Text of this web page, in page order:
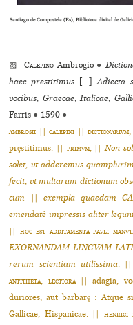
Santiago de Compostela (Es), Biblioteca dixital de
▨Calepino Ambrogio ●
haec prestitimus [...]Adiecta
vocibus, Graecae, Italicae,
Farris ● 1590 ●
ambrosii ||calepini ||dictionarivm,
prȩstitimus. || primvm, ||Non
solet, vt adderemus
fecit, vt multarum dictionum
cum
exempla quaedam
emendatè impressis aliter
hoc est additamenta pavli
EXORNANDAM LINGVAM
rerum scientiam utilis­sima. ||
antitheta, lec­tiora|| adagia,
duriores, aut barbarȩ : Atque
Gallicae, Hispa­nicae. || henrici